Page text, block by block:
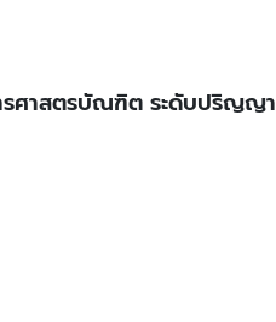
รศาสตรบัณฑิต ระดับปริญญ